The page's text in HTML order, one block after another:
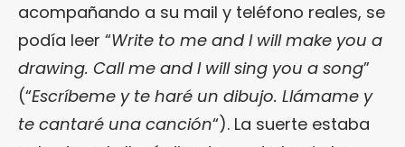
acompañando a su mail y teléfono reales, se
podía leer “Write to me and I will make you a
drawing. Call me and I will sing you a song”
(“Escríbeme y te haré un dibujo. Llámame y
te cantaré una canción“). La suerte estaba